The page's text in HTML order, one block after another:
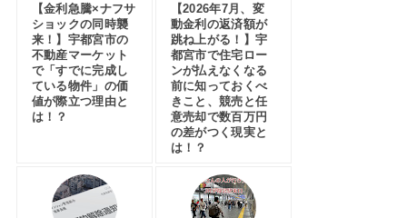
【金利急騰×ナフサ
ショックの同時襲
来！】宇都宮市の
不動産マーケット
で「すでに完成し
ている物件」の価
値が際立つ理由と
は！？
【2026年7月、変
動金利の返済額が
跳ね上がる！】宇
都宮市で住宅ロー
ンが払えなくなる
前に知っておくべ
きこと、競売と任
意売却で数百万円
の差がつく現実と
は！？